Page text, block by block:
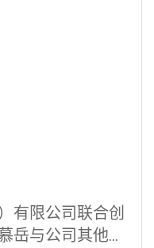
有限公司联合创
岳与公司其他同